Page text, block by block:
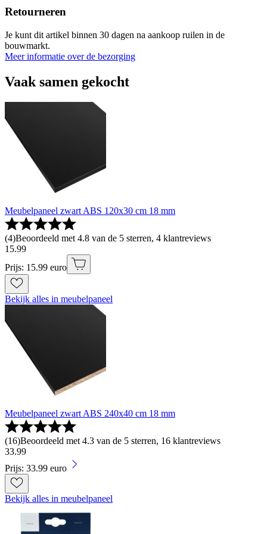
Retourneren
Je kunt dit artikel binnen 30 dagen na aankoop ruilen in de
bouwmarkt.
Meer informatie over de bezorging
Vaak samen gekocht
Meubelpaneel zwart ABS 120x30 cm 18 mm
(4)Beoordeeld met 4.8 van de 5 sterren, 4 klantreviews
15.99
Prijs: 15.99 euro
Bekijk alles in meubelpaneel
Meubelpaneel zwart ABS 240x40 cm 18 mm
(16)Beoordeeld met 4.3 van de 5 sterren, 16 klantreviews
33.99
Prijs: 33.99 euro
Bekijk alles in meubelpaneel